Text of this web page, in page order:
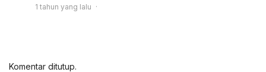
1 tahun yang lalu
Komentar ditutup.